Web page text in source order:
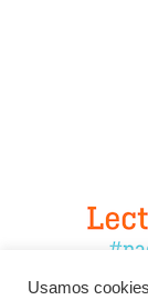
Usamos